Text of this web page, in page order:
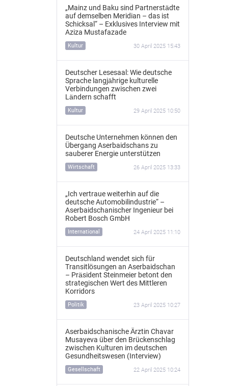
„Mainz und Baku sind Partnerstädte
auf demselben Meridian – das ist
Schicksal“ – Exklusives Interview mit
Aziza Mustafazade
Kultur 30 April 2025 15:43
Deutscher Lesesaal: Wie deutsche
Sprache langjährige kulturelle
Verbindungen zwischen zwei
Ländern schafft
Kultur 29 April 2025 10:50
Deutsche Unternehmen können den
Übergang Aserbaidschans zu
sauberer Energie unterstützen
Wirtschaft 26 April 2025 13:33
„Ich vertraue weiterhin auf die
deutsche Automobilindustrie“ –
Aserbaidschanischer Ingenieur bei
Robert Bosch GmbH
International 24 April 2025 11:10
Deutschland wendet sich für
Transitlösungen an Aserbaidschan
– Präsident Steinmeier betont den
strategischen Wert des Mittleren
Korridors
Politik 23 April 2025 10:27
Aserbaidschanische Ärztin Chavar
Musayeva über den Brückenschlag
zwischen Kulturen im deutschen
Gesundheitswesen (Interview)
Gesellschaft 22 April 2025 10:24